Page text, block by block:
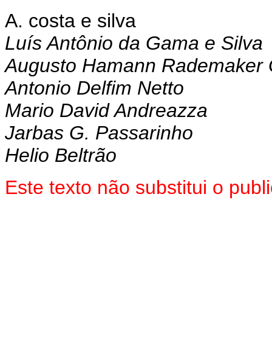
A. costa e silva
Luís Antônio da Gama e Silva
Augusto Hamann Rademaker
Antonio Delfim Netto
Mario David Andreazza
Jarbas G. Passarinho
Helio Beltrão
Este texto não substitui o